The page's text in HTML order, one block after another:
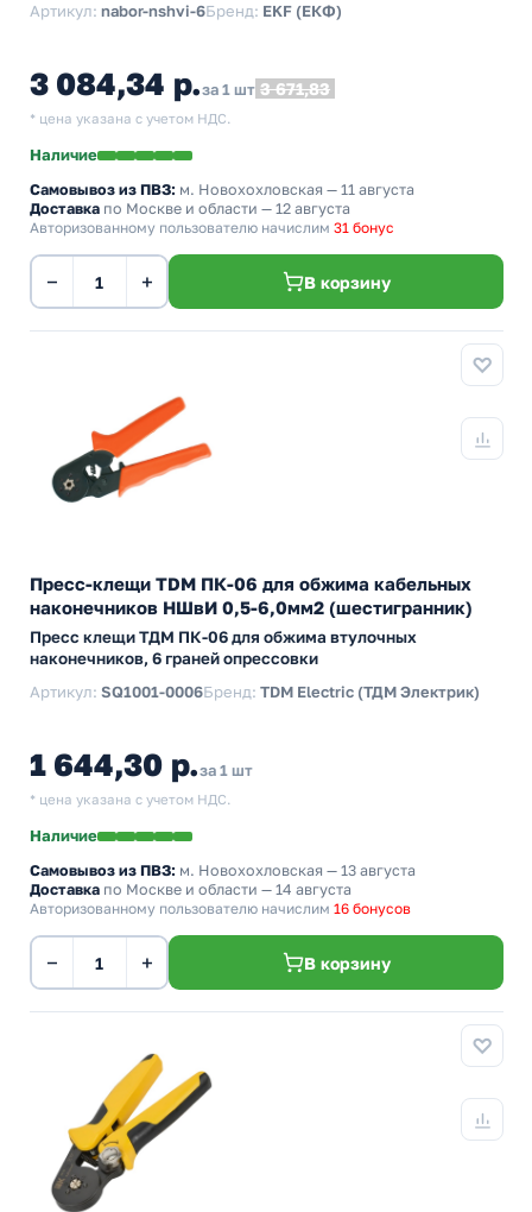
Артикул: nabor-nshvi-6Бренд: EKF (ЕКФ)
3 084,34 р.за 1 шт 3 671,83
* цена указана с учетом НДС.
Наличие
Самовывоз из ПВЗ: м. Новохохловская — 11 августа
Доставка по Москве и области — 12 августа
Авторизованному пользователю начислим 31 бонус
− + В корзину
Пресс-клещи TDM ПК-06 для обжима кабельных
наконечников НШвИ 0,5-6,0мм2 (шестигранник)
Пресс клещи ТДМ ПК-06 для обжима втулочных
наконечников, 6 граней опрессовки
Артикул: SQ1001-0006Бренд: TDM Electric (ТДМ Электрик)
1 644,30 р.за 1 шт
* цена указана с учетом НДС.
Наличие
Самовывоз из ПВЗ: м. Новохохловская — 13 августа
Доставка по Москве и области — 14 августа
Авторизованному пользователю начислим 16 бонусов
− + В корзину